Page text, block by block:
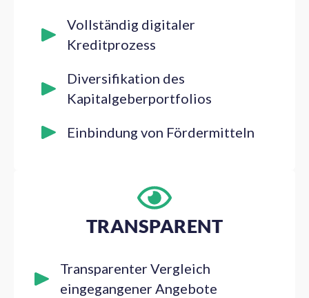
Vollständig digitaler
Kreditprozess
Diversifikation des
Kapitalgeberportfolios
Einbindung von Fördermitteln
TRANSPARENT
Transparenter Vergleich
eingegangener Angebote